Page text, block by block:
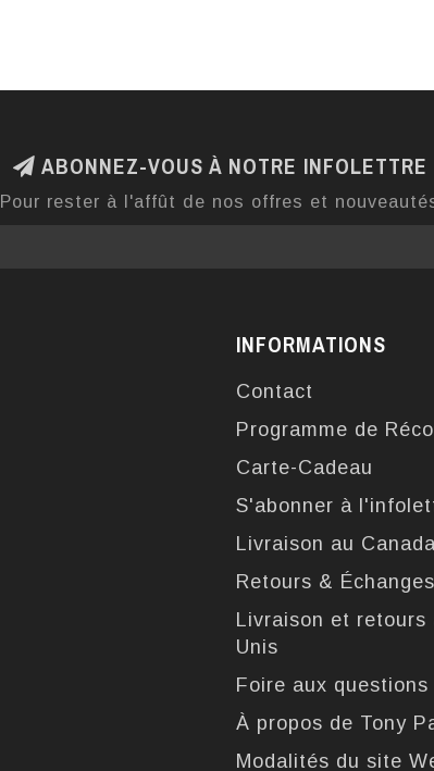
ABONNEZ-VOUS À NOTRE INFOLETTRE
Pour rester à l'affût de nos offres et
INFORMATIONS
Contact
Programme de
Carte-Cadeau
S'abonner à
Livraison au
Retours &
Livraison et retours
Unis
Foire aux questions
À propos de Tony
Modalités du site